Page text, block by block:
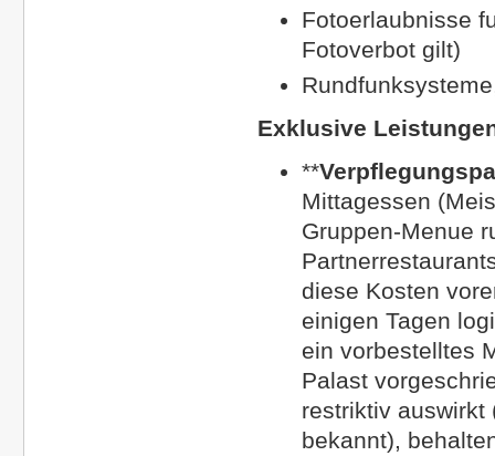
Fotoerlaubnisse
Fotoverbot gilt)
Exklusive
**
Mittagessen
Gruppen-Menue
diese Kosten
einigen Tagen
ein vorbestelltes
Palast
restriktiv auswirkt
bekannt),